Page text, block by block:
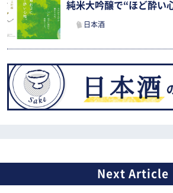
純米大吟醸で“ほど酔い
日本酒